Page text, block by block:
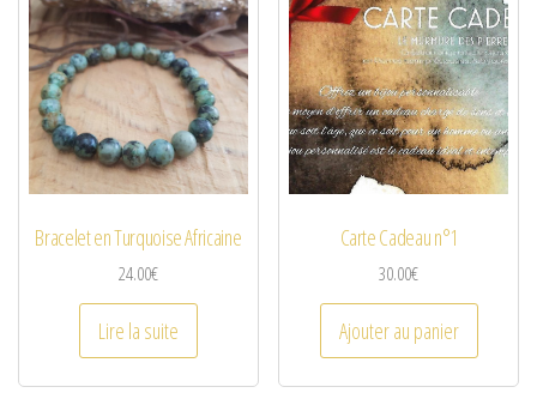
Bracelet en Turquoise Africaine
24.00€
Lire la suite
Carte Cadeau n°1
30.00€
Ajouter au panier